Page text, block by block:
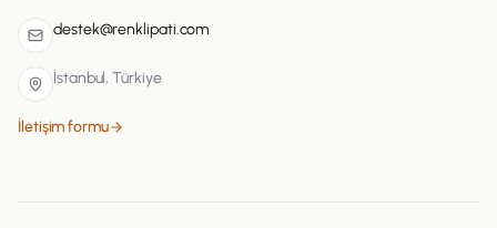
destek@renklipati.com
İstanbul, Türkiye
İletişim formu